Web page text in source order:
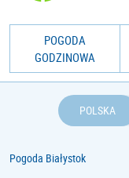
POGODA
GODZINOWA
POLSKA
Pogoda Białystok